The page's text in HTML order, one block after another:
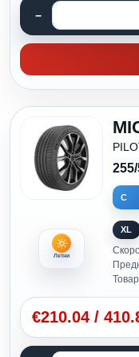
Летни
C
XL
€210.04 /